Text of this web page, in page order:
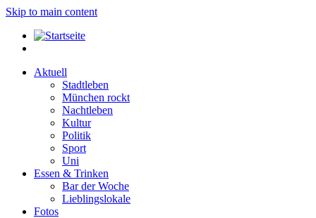
Skip to main content
Aktuell
Stadtleben
München rockt
Nachtleben
Kultur
Politik
Sport
Uni
Essen & Trinken
Bar der Woche
Lieblingslokale
Fotos